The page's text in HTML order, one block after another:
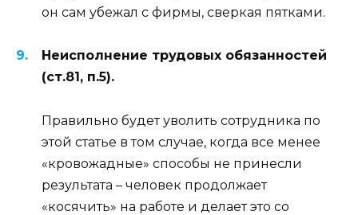
он сам убежал с фирмы, сверкая пятками.
Неисполнение трудовых обязанностей
(ст.81, п.5).
Правильно будет уволить сотрудника по
этой статье в том случае, когда все менее
«кровожадные» способы не принесли
результата – человек продолжает
«косячить» на работе и делает это со